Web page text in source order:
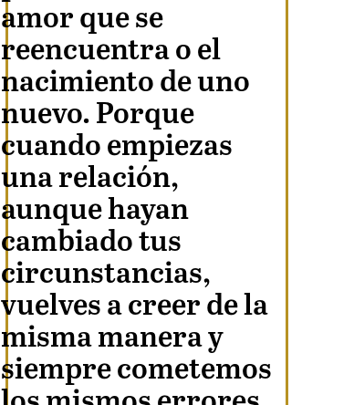
amor que se
reencuentra o el
nacimiento de uno
nuevo. Porque
cuando empiezas
una relación,
aunque hayan
cambiado tus
circunstancias,
vuelves a creer de la
misma manera y
siempre cometemos